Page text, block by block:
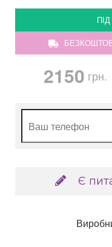
2150 грн.
Є